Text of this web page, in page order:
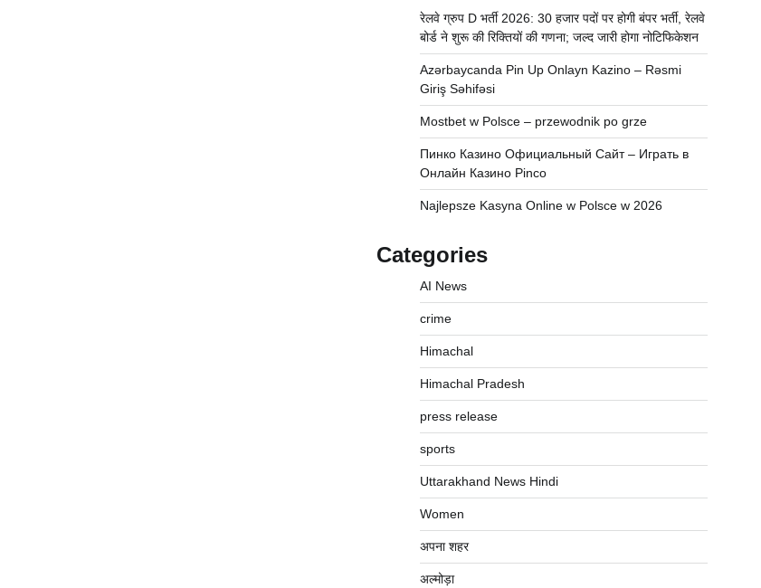
रेलवे ग्रुप D भर्ती 2026: 30 हजार पदों पर होगी बंपर भर्ती, रेलवे
बोर्ड ने शुरू की रिक्तियों की गणना; जल्द जारी होगा नोटिफिकेशन
Azərbaycanda Pin Up Onlayn Kazino – Rəsmi
Giriş Səhifəsi
Mostbet w Polsce – przewodnik po grze
Пинко Казино Официальный Сайт – Играть в
Онлайн Казино Pinco
Najlepsze Kasyna Online w Polsce w 2026
Categories
AI News
crime
Himachal
Himachal Pradesh
press release
sports
Uttarakhand News Hindi
Women
अपना शहर
अल्मोड़ा